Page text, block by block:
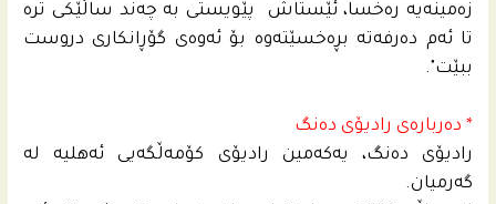
زه‌مینه‌یه‌‌ ره‌خسا، ئێستاش پێویستى به‌ چه‌ند ساڵێكى تره‌
تا ئه‌م ده‌رفه‌ته‌ بڕه‌خسێته‌وه‌ بۆ ئه‌وه‌ى گۆڕانكارى دروست
ببێت".
* دەربارەی رادیۆی دەنگ
رادیۆی ده‌نگ، یه‌كه‌مین رادیۆی كۆمه‌ڵگه‌یی ئه‌هلیه‌ له‌
گه‌رمیان.